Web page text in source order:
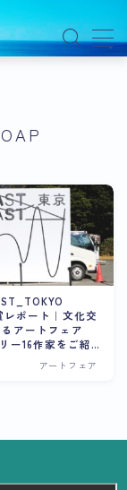
レポート｜文化交
アートフェア
リー16作家をご紹
アートフェア